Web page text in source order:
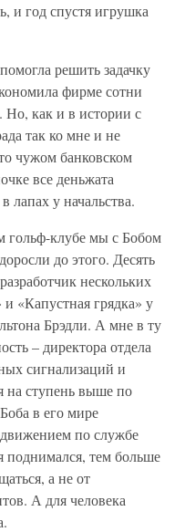
и год спустя игрушка
решить задачку
фирме сотни
Но, как и в истории с
так ко мне и не
чужом банковском
все деньжата
лапах у начальства.
гольф-клубе мы с Бобом
до этого. Десять
нескольких
«Капустная грядка» у
Брэдли. А мне в ту
– директора отдела
сигнализаций и
на ступень выше по
в его мире
по службе
поднимался, тем больше
а не от
А для человека